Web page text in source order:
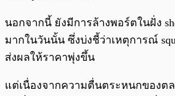
นอกจากนี้ ยังมีการล้างพอร์ตในฝั่ง
มากในวันนั้น ซึ่งบ่งชี้ว่าเหตุการณ์
ส่งผลให้ราคาพุ่งขึ้น
แต่เนื่องจากความตื่นตระหนกของต